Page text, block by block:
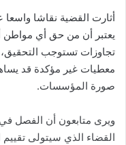
أثارت القضية نقاشا
يعتبر أن من حق أي مواطن
تجاوزات تستوجب
معطيات غير مؤكدة قد
صورة المؤسسات.
ويرى متابعون أن الفصل
القضاء الذي سيتولى تقييم